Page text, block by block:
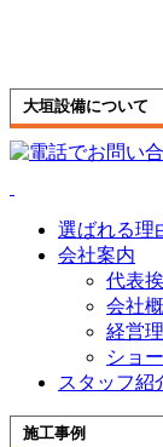
大垣設備について
選ばれる理
会社案内
代表
会社
経営
ショ
スタッフ紹
施工事例